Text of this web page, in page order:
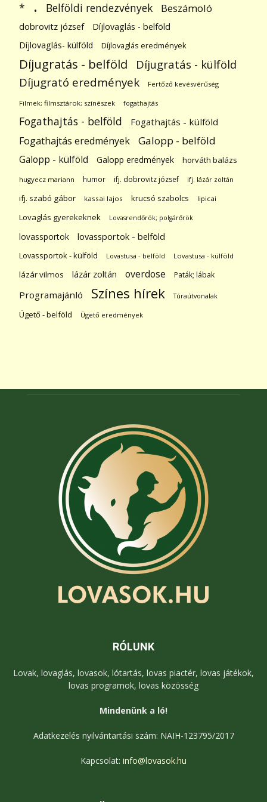
* . Belföldi rendezvények Beszámoló
dobrovitz józsef
Díjlovaglás - belföld
Díjlovaglás- külföld
Díjlovaglás eredmények
Díjugratás - belföld Díjugratás - külföld
Díjugrató eredmények Fertőző kevésvérűség
Filmek; filmsztárok; színészek fogathajtás
Fogathajtás - belföld Fogathajtás - külföld
Fogathajtás eredmények Galopp - belföld
Galopp - külföld Galopp eredmények horváth balázs
hugyecz mariann humor ifj. dobrovitz józsef ifj. lázár zoltán
ifj. szabó gábor kassai lajos krucsó szabolcs lipicai
Lovaglás gyerekeknek Lovasrendőrök; polgárőrök
lovassportok lovassportok - belföld
Lovassportok - külföld Lovastusa - belföld Lovastusa - külföld
lázár vilmos lázár zoltán overdose Paták; lábak
Programajánló Színes hírek Túraútvonalak
Ügető - belföld Ügető eredmények
RÓLUNK
Lovak, lovaglás, lovasok, lótartás, lovas piactér, lovas játékok,
lovas programok, lovas közösség
Mindenünk a ló!
Adatkezelés nyilvántartási szám: NAIH-123795/2017
Kapcsolat: info@lovasok.hu